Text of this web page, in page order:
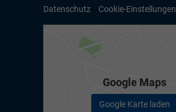
Datenschutz
Cookie-Einstellungen
Google Maps
Google Karte laden